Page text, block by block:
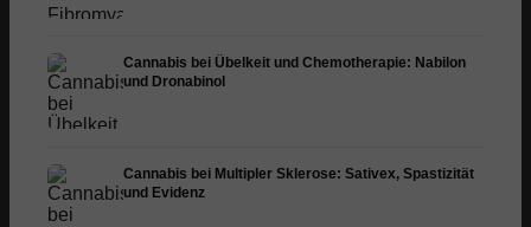
Cannabis bei Übelkeit und Chemotherapie: Nabilon
und Dronabinol
Cannabis bei Multipler Sklerose: Sativex, Spastizität
und Evidenz